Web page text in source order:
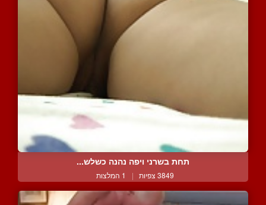
תחת בשרני ויפה נהנה כשלש...
3849 צפיות | 1 המלצות